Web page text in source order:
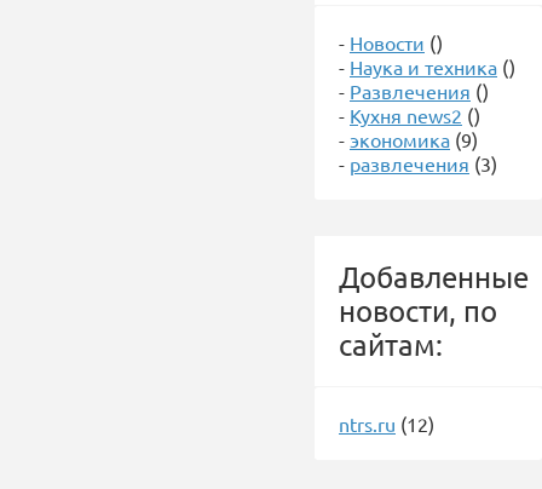
- Новости ()
- Наука и техника ()
- Развлечения ()
- Кухня news2 ()
- экономика (9)
- развлечения (3)
Добавленные
новости, по
сайтам:
ntrs.ru (12)